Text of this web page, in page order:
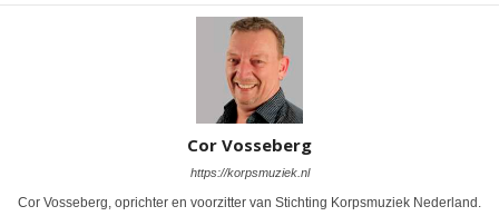
Cor Vosseberg
https://korpsmuziek.nl
Cor Vosseberg, oprichter en voorzitter van Stichting Korpsmuziek Nederland.